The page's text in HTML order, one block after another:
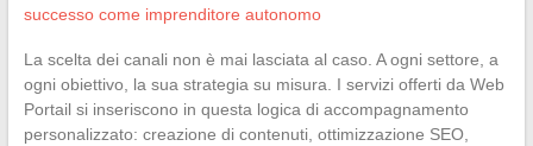
successo come imprenditore autonomo
La scelta dei canali non è mai lasciata al caso. A ogni settore, a
ogni obiettivo, la sua strategia su misura. I servizi offerti da Web
Portail si inseriscono in questa logica di accompagnamento
personalizzato: creazione di contenuti, ottimizzazione SEO,